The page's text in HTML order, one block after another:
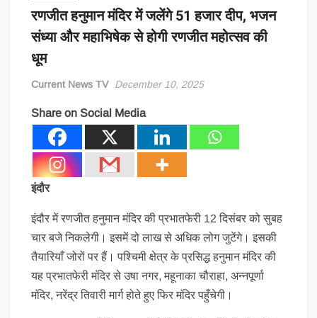
रणजीत हनुमान मंदिर में जलेंगे 51 हजार दीप, भजन
संध्या और महाभिषेक से होगी रणजीत महोत्सव की
धूम
Current News TV December 10, 2025
Share on Social Media
इंदौर
इंदौर में रणजीत हनुमान मंदिर की प्रभातफेरी 12 दिसंबर को सुबह
चार बजे निकलेगी। इसमें दो लाख से अधिक लोग जुटेंगे। इसकी
तैयारियाँ जोरों पर हैं। पश्चिमी क्षेत्र के प्रसिद्ध हनुमान मंदिर की
यह प्रभातफेरी मंदिर से उषा नगर, महूनाका चौराहा, अन्नपूर्णा
मंदिर, नरेंद्र तिवारी मार्ग होते हुए फिर मंदिर पहुँचेगी।